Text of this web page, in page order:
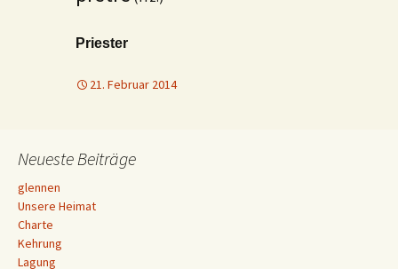
Priester
21. Februar 2014
Neueste Beiträge
glennen
Unsere Heimat
Charte
Kehrung
Lagung